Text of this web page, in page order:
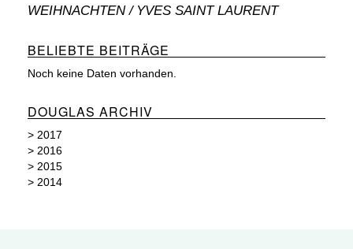
WEIHNACHTEN YVES SAINT LAURENT
BELIEBTE BEITRÄGE
Noch keine Daten vorhanden.
DOUGLAS ARCHIV
> 2017
> 2016
> 2015
> 2014